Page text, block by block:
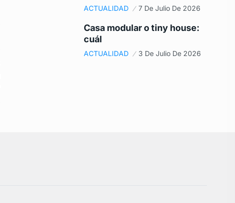
ACTUALIDAD 7 De Julio De 2026
Casa modular o tiny house:
cuál
ACTUALIDAD 3 De Julio De 2026